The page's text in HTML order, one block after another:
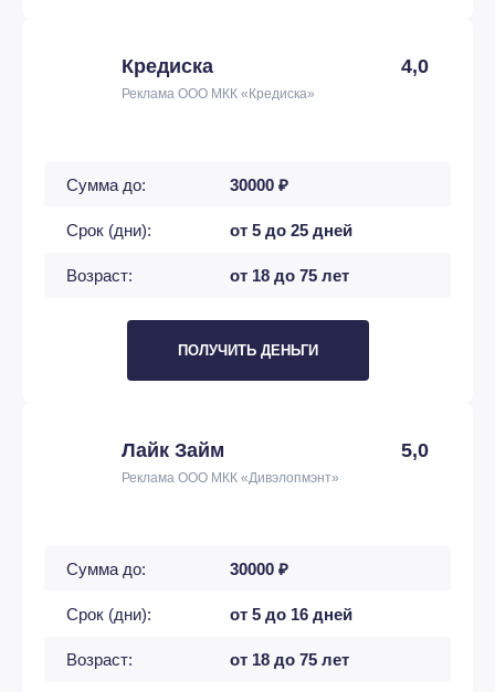
Кредиска 4,0
Реклама ООО МКК «Кредиска»
Сумма до: 30000 ₽
Срок (дни): от 5 до 25 дней
Возраст: от 18 до 75 лет
ПОЛУЧИТЬ ДЕНЬГИ
Лайк Займ 5,0
Реклама ООО МКК «Дивэлопмэнт»
Сумма до: 30000 ₽
Срок (дни): от 5 до 16 дней
Возраст: от 18 до 75 лет